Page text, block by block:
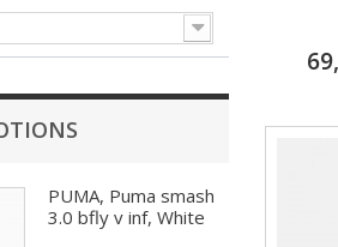
PUMA, Puma smash
3.0 bfly v inf, White